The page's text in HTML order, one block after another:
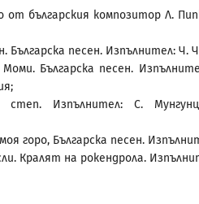
от българския композитор Л.
Българска песен. Изпълнител: Ч.
Моми. Българска песен.
степ. Изпълнител: С.
горо, Българска песен.
Кралят на рокендрола.